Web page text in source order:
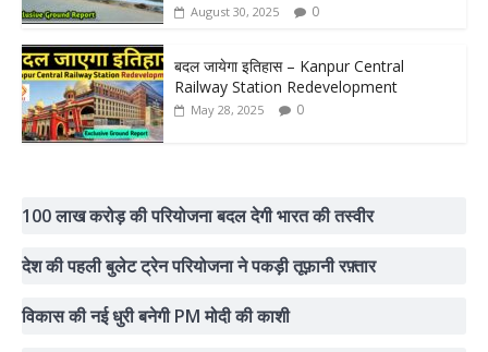
August 30, 2025 0
बदल जायेगा इतिहास – Kanpur Central
Railway Station Redevelopment
May 28, 2025 0
100 लाख करोड़ की परियोजना बदल देगी भारत की तस्वीर
देश की पहली बुलेट ट्रेन परियोजना ने पकड़ी तूफ़ानी रफ़्तार
विकास की नई धुरी बनेगी PM मोदी की काशी